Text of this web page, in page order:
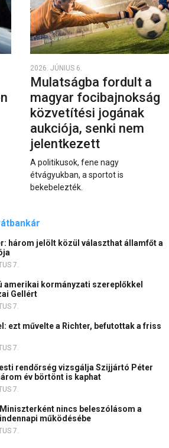
2026. JÚNIUS 6.
Mulatságba fordult a
magyar focibajnokság
közvetítési jogának
aukciója, senki nem
jelentkezett
A politikusok, fene nagy
étvágyukban, a sportot is
bekebelezték.
három jelölt közül választhat államfőt a
7.
amerikai kormányzati szereplőkkel
Gellért
7.
ezt művelte a Richter, befutottak a friss
7.
rendőrség vizsgálja Szijjártó Péter
év börtönt is kaphat
7.
nincs beleszólásom a
működésébe
7.